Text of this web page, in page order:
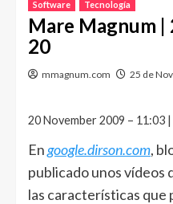
Software Tecnología
Mare Magnum
20
mmagnum.com 25 de
20 November 2009 – 11:03
Engoogle.dirson.com,
publicado unos vídeos
las características que